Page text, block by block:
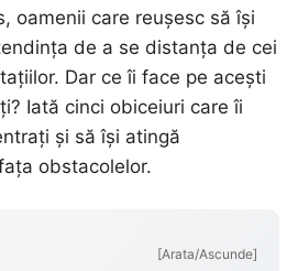
oamenii care reușesc să își
de a se distanța de cei
Dar ce îi face pe acești
Iată cinci obiceiuri care îi
și să își atingă
obstacolelor.
[Arata/Ascunde]